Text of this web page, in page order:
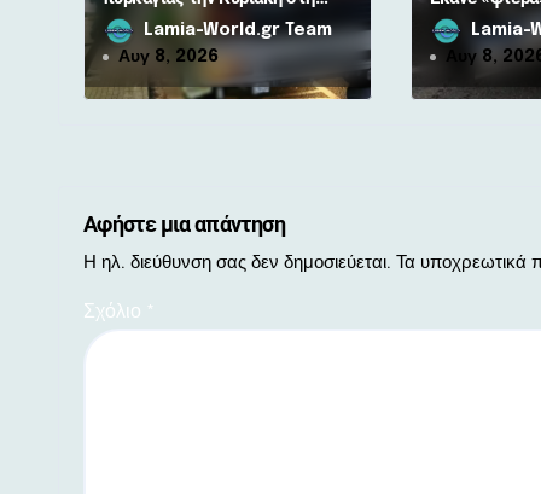
ν
Φθιώτιδα: Απαγόρευση
κυκλοφορίας σε δάση και
περιοχές NATURA
Lamia-World.gr Team
Αυγ 8, 2026
10.000 ευρώ
Lamia-
Αυγ 8,
Αφήστε μια απάντηση
Η ηλ. διεύθυνση σας δεν δημοσιεύεται. Τα υποχρεωτικά
Σχόλιο *